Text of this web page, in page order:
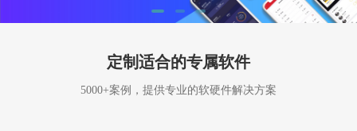
定制适合的专属软件
5000+案例，提供专业的软硬件解决方案